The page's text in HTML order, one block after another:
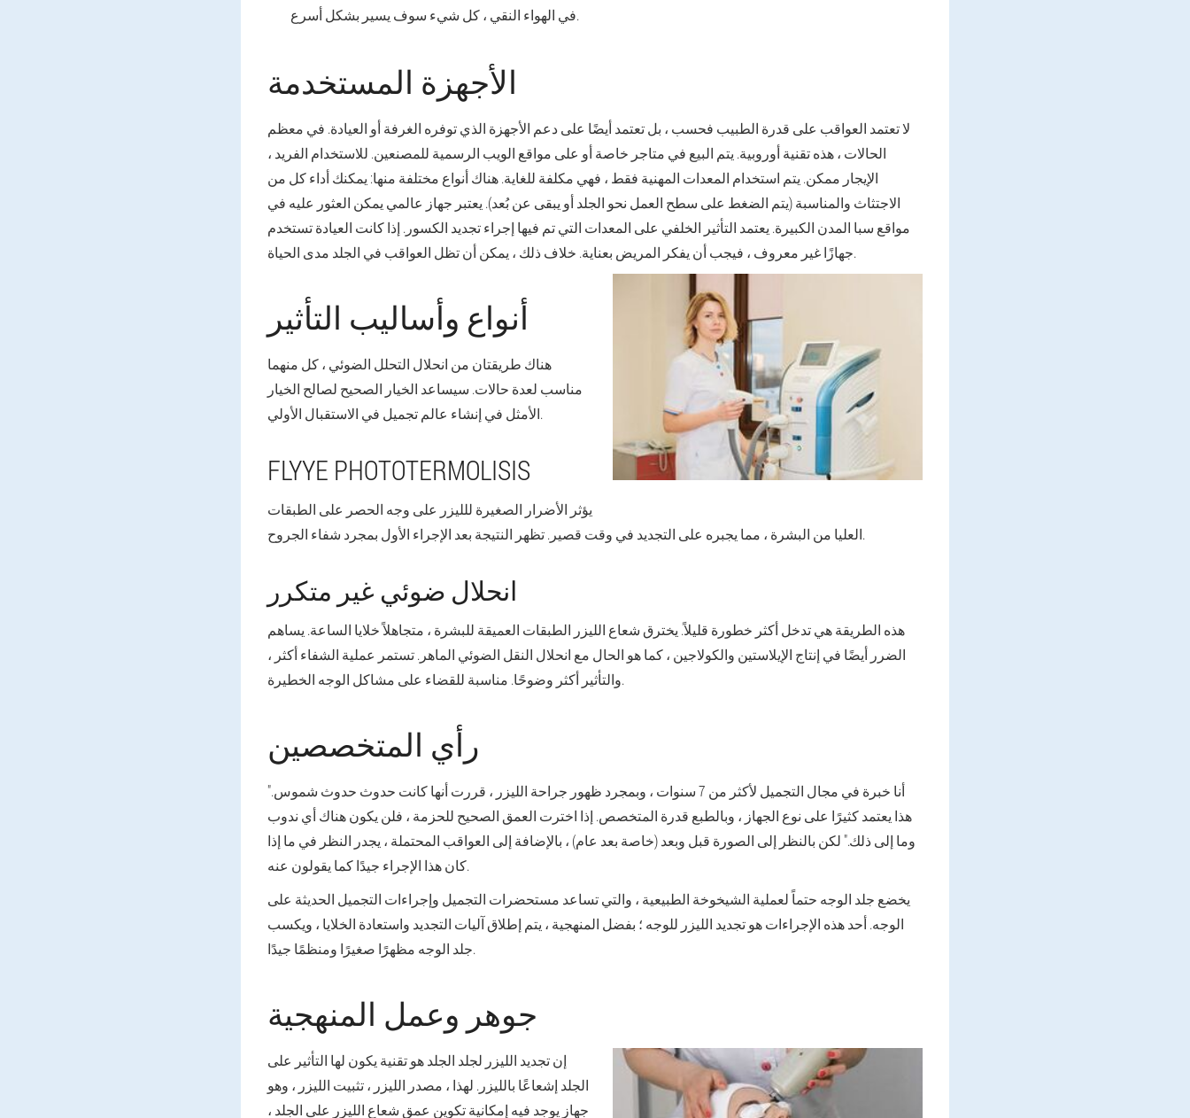
في الهواء النقي ، كل شيء سوف يسير بشكل أسرع.
الأجهزة المستخدمة
لا تعتمد العواقب على قدرة الطبيب فحسب ، بل تعتمد أيضًا على دعم الأجهزة الذي توفره الغرفة أو العيادة. في معظم
الحالات ، هذه تقنية أوروبية. يتم البيع في متاجر خاصة أو على مواقع الويب الرسمية للمصنعين. للاستخدام الفريد ،
الإيجار ممكن. يتم استخدام المعدات المهنية فقط ، فهي مكلفة للغاية. هناك أنواع مختلفة منها: يمكنك أداء كل من
الاجتثاث والمناسبة (يتم الضغط على سطح العمل نحو الجلد أو يبقى عن بُعد). يعتبر جهاز عالمي يمكن العثور عليه في
مواقع سبا المدن الكبيرة. يعتمد التأثير الخلفي على المعدات التي تم فيها إجراء تجديد الكسور. إذا كانت العيادة تستخدم
جهازًا غير معروف ، فيجب أن يفكر المريض بعناية. خلاف ذلك ، يمكن أن تظل العواقب في الجلد مدى الحياة.
أنواع وأساليب التأثير
هناك طريقتان من انحلال التحلل الضوئي ، كل منهما
مناسب لعدة حالات. سيساعد الخيار الصحيح لصالح الخيار
الأمثل في إنشاء عالم تجميل في الاستقبال الأولي.
FLYYE PHOTOTERMOLISIS
يؤثر الأضرار الصغيرة للليزر على وجه الحصر على الطبقات
العليا من البشرة ، مما يجبره على التجديد في وقت قصير. تظهر النتيجة بعد الإجراء الأول بمجرد شفاء الجروح.
انحلال ضوئي غير متكرر
هذه الطريقة هي تدخل أكثر خطورة قليلاً. يخترق شعاع الليزر الطبقات العميقة للبشرة ، متجاهلاً خلايا الساعة. يساهم
الضرر أيضًا في إنتاج الإيلاستين والكولاجين ، كما هو الحال مع انحلال النقل الضوئي الماهر. تستمر عملية الشفاء أكثر ،
والتأثير أكثر وضوحًا. مناسبة للقضاء على مشاكل الوجه الخطيرة.
رأي المتخصصين
"أنا خبرة في مجال التجميل لأكثر من 7 سنوات ، وبمجرد ظهور جراحة الليزر ، قررت أنها كانت حدوث حدوث شموس.
هذا يعتمد كثيرًا على نوع الجهاز ، وبالطبع قدرة المتخصص. إذا اخترت العمق الصحيح للحزمة ، فلن يكون هناك أي ندوب
وما إلى ذلك." لكن بالنظر إلى الصورة قبل وبعد (خاصة بعد عام) ، بالإضافة إلى العواقب المحتملة ، يجدر النظر في ما إذا
كان هذا الإجراء جيدًا كما يقولون عنه.
يخضع جلد الوجه حتماً لعملية الشيخوخة الطبيعية ، والتي تساعد مستحضرات التجميل وإجراءات التجميل الحديثة على
الوجه. أحد هذه الإجراءات هو تجديد الليزر للوجه ؛ بفضل المنهجية ، يتم إطلاق آليات التجديد واستعادة الخلايا ، ويكسب
جلد الوجه مظهرًا صغيرًا ومنظمًا جيدًا.
جوهر وعمل المنهجية
إن تجديد الليزر لجلد الجلد هو تقنية يكون لها التأثير على
الجلد إشعاعًا بالليزر. لهذا ، مصدر الليزر ، تثبيت الليزر ، وهو
جهاز يوجد فيه إمكانية تكوين عمق شعاع الليزر على الجلد ،